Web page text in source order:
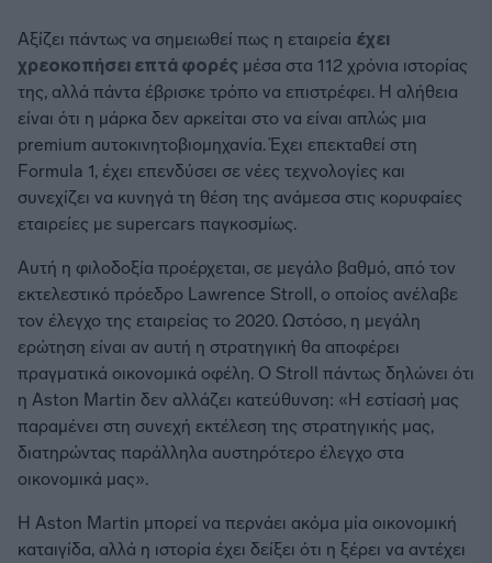
Αξίζει πάντως να σημειωθεί πως η εταιρεία έχει
χρεοκοπήσει επτά φορές μέσα στα 112 χρόνια ιστορίας
της, αλλά πάντα έβρισκε τρόπο να επιστρέφει. Η αλήθεια
είναι ότι η μάρκα δεν αρκείται στο να είναι απλώς μια
premium αυτοκινητοβιομηχανία. Έχει επεκταθεί στη
Formula 1, έχει επενδύσει σε νέες τεχνολογίες και
συνεχίζει να κυνηγά τη θέση της ανάμεσα στις κορυφαίες
εταιρείες με supercars παγκοσμίως.
Αυτή η φιλοδοξία προέρχεται, σε μεγάλο βαθμό, από τον
εκτελεστικό πρόεδρο Lawrence Stroll, ο οποίος ανέλαβε
τον έλεγχο της εταιρείας το 2020. Ωστόσο, η μεγάλη
ερώτηση είναι αν αυτή η στρατηγική θα αποφέρει
πραγματικά οικονομικά οφέλη. Ο Stroll πάντως δηλώνει ότι
η Aston Martin δεν αλλάζει κατεύθυνση: «Η εστίασή μας
παραμένει στη συνεχή εκτέλεση της στρατηγικής μας,
διατηρώντας παράλληλα αυστηρότερο έλεγχο στα
οικονομικά μας».
Η Aston Martin μπορεί να περνάει ακόμα μία οικονομική
καταιγίδα, αλλά η ιστορία έχει δείξει ότι η ξέρει να αντέχει